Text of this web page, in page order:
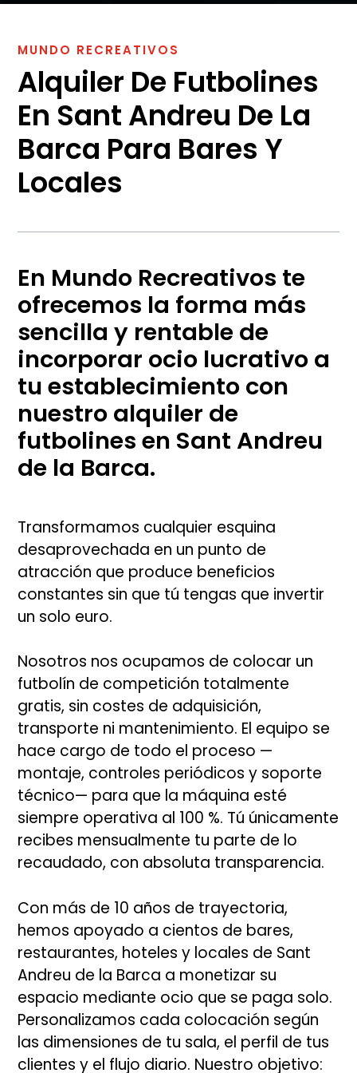
n
s
a
MUNDO RECREATIVOS
Alquiler De Futbolines
En Sant Andreu De La
Barca Para Bares Y
Locales
En Mundo Recreativos te
ofrecemos la forma más
sencilla y rentable de
incorporar ocio lucrativo a
tu establecimiento con
nuestro alquiler de
futbolines en Sant Andreu
de la Barca.
Transformamos cualquier esquina
desaprovechada en un punto de
atracción que produce beneficios
constantes sin que tú tengas que invertir
un solo euro.
Nosotros nos ocupamos de colocar un
futbolín de competición totalmente
gratis, sin costes de adquisición,
transporte ni mantenimiento. El equipo se
hace cargo de todo el proceso —
montaje, controles periódicos y soporte
técnico— para que la máquina esté
siempre operativa al 100 %. Tú únicamente
recibes mensualmente tu parte de lo
recaudado, con absoluta transparencia.
Con más de 10 años de trayectoria,
hemos apoyado a cientos de bares,
restaurantes, hoteles y locales de Sant
Andreu de la Barca a monetizar su
espacio mediante ocio que se paga solo.
Personalizamos cada colocación según
las dimensiones de tu sala, el perfil de tus
clientes y el flujo diario. Nuestro objetivo: